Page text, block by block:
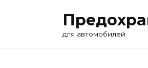
для автомобилей